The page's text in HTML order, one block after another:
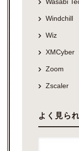
Wasabi
Windchill
Wiz
XMCyber
Zoom
Zscaler
よく見ら